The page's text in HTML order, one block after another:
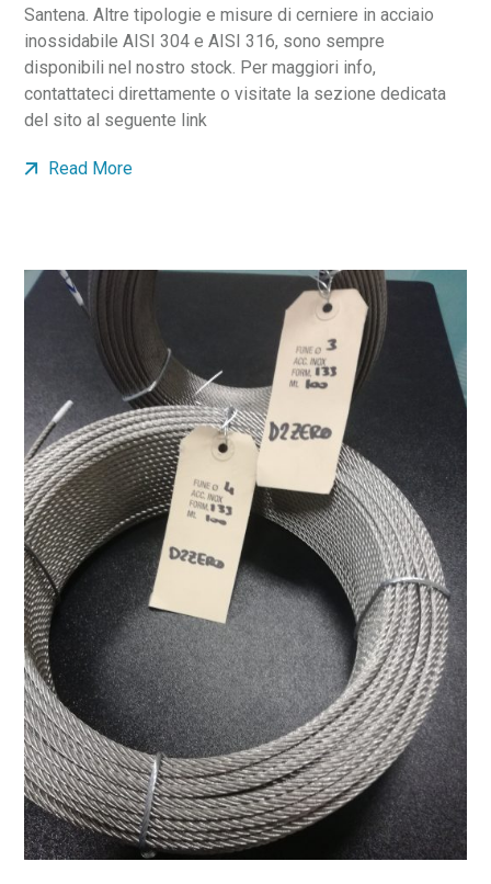
Santena. Altre tipologie e misure di cerniere in acciaio
inossidabile AISI 304 e AISI 316, sono sempre
disponibili nel nostro stock. Per maggiori info,
contattateci direttamente o visitate la sezione dedicata
del sito al seguente link
Read More